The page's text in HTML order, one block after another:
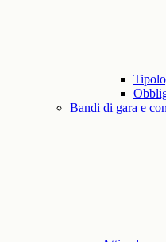
Bandi di gara e